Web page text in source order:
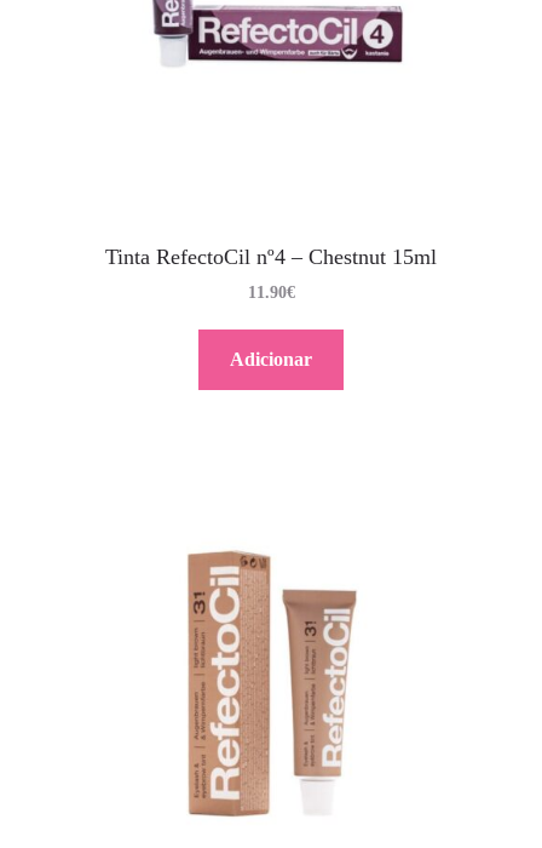
Tinta RefectoCil nº4 – Chestnut 15ml
11.90€
Adicionar